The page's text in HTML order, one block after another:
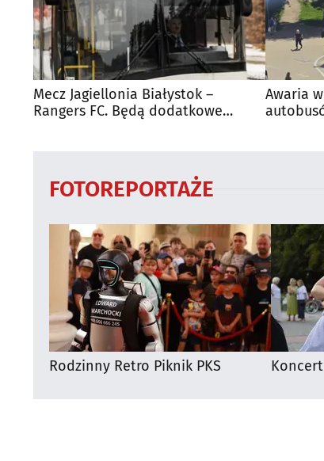
Mecz Jagiellonia Białystok –
Rangers FC. Będą dodatkowe
Awaria
FOTOREPORTAŻE
Rodzinny Retro Piknik PKS